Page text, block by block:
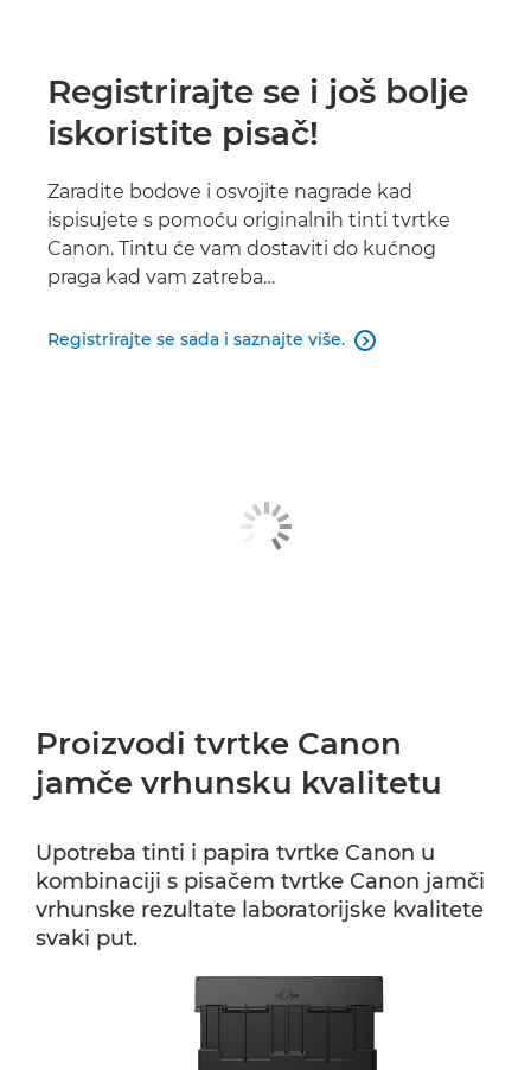
Registrirajte se i još bolje
iskoristite pisač!
Zaradite bodove i osvojite nagrade kad
ispisujete s pomoću originalnih tinti tvrtke
Canon. Tintu će vam dostaviti do kućnog
praga kad vam zatreba…
Registrirajte se sada i saznajte više. 
Proizvodi tvrtke Canon
jamče vrhunsku kvalitetu
Upotreba tinti i papira tvrtke Canon u
kombinaciji s pisačem tvrtke Canon jamči
vrhunske rezultate laboratorijske kvalitete
svaki put.